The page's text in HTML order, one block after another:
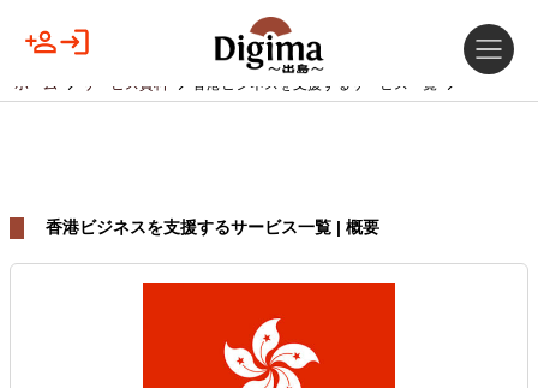
ホーム サービス資料 香港ビジネスを支援するサービス一覧
香港ビジネスを支援するサービス一覧 | 概要